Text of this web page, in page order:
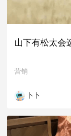
山下有松太会
营销
卜卜